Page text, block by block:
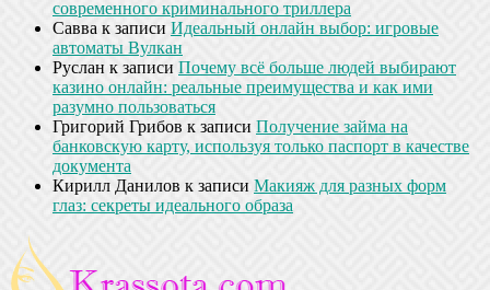
современного криминального триллера
Савва к записи Идеальный онлайн выбор: игровые
автоматы Вулкан
Руслан к записи Почему всё больше людей выбирают
казино онлайн: реальные преимущества и как ими
разумно пользоваться
Григорий Грибов к записи Получение займа на
банковскую карту, используя только паспорт в качестве
документа
Кирилл Данилов к записи Макияж для разных форм
глаз: секреты идеального образа